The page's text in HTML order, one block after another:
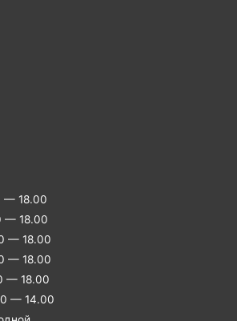
— 18.00
18.00
18.00
18.00
18.00
14.00